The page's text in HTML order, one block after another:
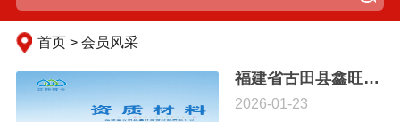
首页 > 会员风采
福建省古田县鑫旺建筑材料有限公司
2026-01-23